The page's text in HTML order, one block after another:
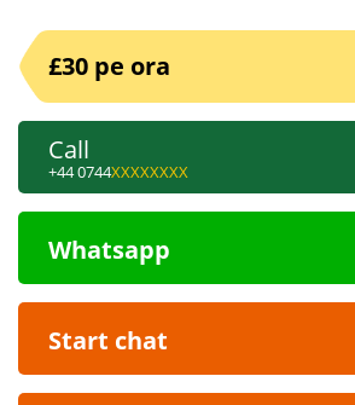
£30 pe ora
Call
+44 0744XXXXXXXX
Whatsapp
Start chat